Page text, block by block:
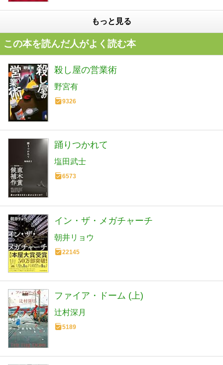
もっと見る
この本を読んだ人がよく読む本
殺し屋の営業術
野宮有
9326
踊りつかれて
塩田武士
6573
イン・ザ・メガチャーチ
朝井リョウ
22145
ファイア・ドーム (上)
辻村深月
5189